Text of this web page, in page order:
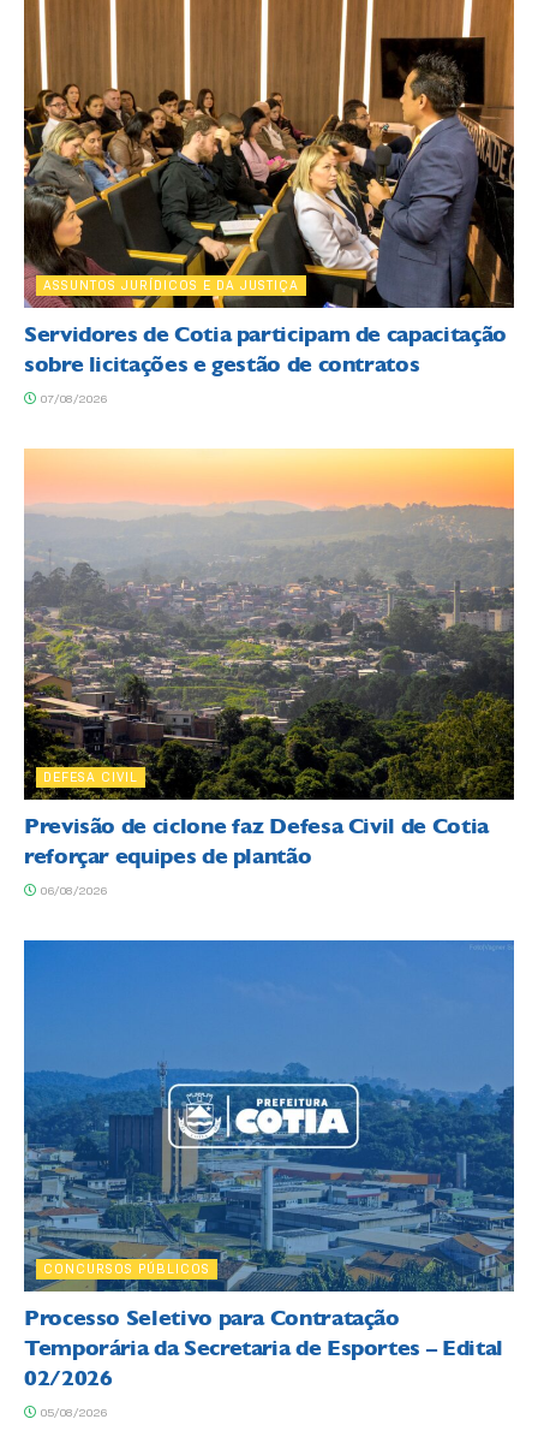
ASSUNTOS JURÍDICOS E DA JUSTIÇA
Servidores de Cotia participam de capacitação
sobre licitações e gestão de contratos
07/08/2026
DEFESA CIVIL
Previsão de ciclone faz Defesa Civil de Cotia
reforçar equipes de plantão
06/08/2026
CONCURSOS PÚBLICOS
Processo Seletivo para Contratação
Temporária da Secretaria de Esportes – Edital
02/2026
05/08/2026